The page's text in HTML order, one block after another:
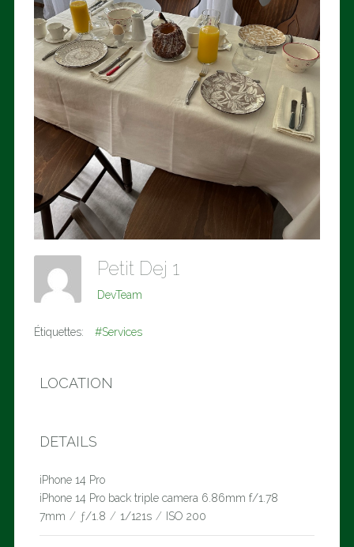
Petit Dej 1
DevTeam
Étiquettes: #Services
LOCATION
DETAILS
iPhone 14 Pro
iPhone 14 Pro back triple camera 6.86mm f/1.78
7mm / ƒ/1.8 / 1/121s / ISO 200